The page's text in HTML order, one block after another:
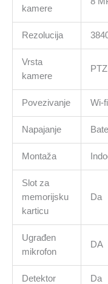
kamere
Rezolucija
Vrsta
kamere
PTZ
Povezivanje Wi-
Napajanje
Montaža
Slot za
memorijsku
karticu
Da
Ugrađen
mikrofon
DA
Detektor Da